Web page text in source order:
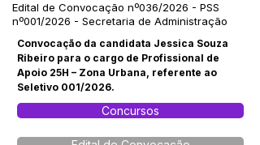
Edital de Convocação nº036/2026 - PSS
nº001/2026 - Secretaria de Administração
Convocação da candidata Jessica Souza
Ribeiro para o cargo de Profissional de
Apoio 25H – Zona Urbana, referente ao
Seletivo 001/2026.
Concursos